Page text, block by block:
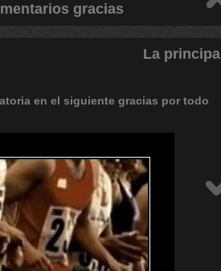
gracias
La principal
en el siguiente gracias por todo